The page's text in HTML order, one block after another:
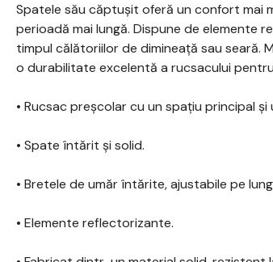
Spatele său căptușit oferă un confort mai
perioadă mai lungă. Dispune de elemente
timpul călătoriilor de dimineață sau seară.
o durabilitate excelentă a rucsacului
• Rucsac preșcolar cu un spațiu principal
• Spate întărit și solid.
• Bretele de umăr întărite, ajustabile pe
• Elemente reflectorizante.